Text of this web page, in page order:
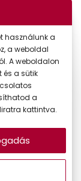
használunk a
a weboldal
A weboldalon
és a sütik
a
kattintva.